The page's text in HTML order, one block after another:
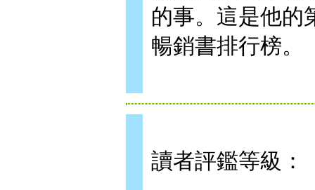
的事。這是他的
暢銷書排行榜。
讀者評鑑等級：